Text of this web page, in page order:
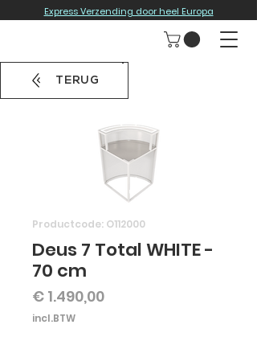
Express Verzending door heel Europa
Productcode: O112000
Deus 7 Total WHITE -
70 cm
€ 1.490,00Prijs
incl.BTW
TERUG